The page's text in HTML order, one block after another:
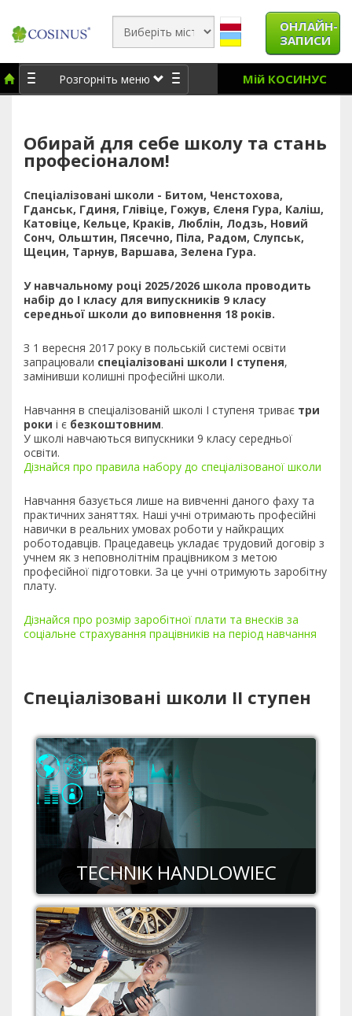
ОНЛАЙН-
ЗАПИСИ
Розгорніть меню Мій КОСИНУС
Обирай для себе школу та стань
професіоналом!
Спеціалізовані школи - Битом, Ченстохова,
Гданськ, Гдиня, Глівіце, Гожув, Єленя Гура, Каліш,
Катовіце, Кельце, Краків, Люблін, Лодзь, Новий
Сонч, Ольштин, Пясечно, Піла, Радом, Слупськ,
Щецин, Тарнув, Варшава, Зелена Гура.
У навчальному році 2025/2026 школа проводить
набір до І класу для випускників 9 класу
середньої школи до виповнення 18 років.
З 1 вересня 2017 року в польській системі освіти
запрацювали спеціалізовані школи І ступеня,
замінивши колишні професійні школи.
Навчання в спеціалізованій школі І ступеня триває три
роки і є безкоштовним.
У школі навчаються випускники 9 класу середньої
освіти.
Дізнайся про правила набору до спеціалізованої школи
Навчання базується лише на вивченні даного фаху та
практичних заняттях. Наші учні отримають професійні
навички в реальних умовах роботи у найкращих
роботодавців. Працедавець укладає трудовий договір з
учнем як з неповнолітнім працівником з метою
професійної підготовки. За це учні отримують заробітну
плату.
Дізнайся про розмір заробітної плати та внесків за
соціальне страхування працівників на період навчання
Спеціалізовані школи ІІ ступен
TECHNIK HANDLOWIEC